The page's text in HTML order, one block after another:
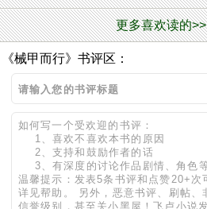
更多喜欢读的>>
《械甲而行》书评区：